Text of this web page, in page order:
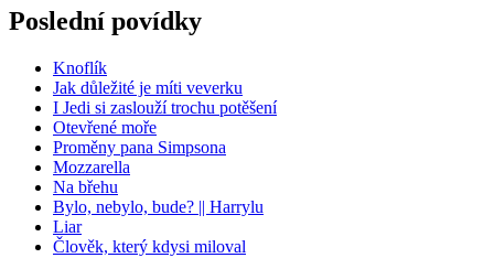
Poslední povídky
Knoflík
Jak důležité je míti veverku
I Jedi si zaslouží trochu potěšení
Otevřené moře
Proměny pana Simpsona
Mozzarella
Na břehu
Bylo, nebylo, bude? || Harrylu
Liar
Člověk, který kdysi miloval